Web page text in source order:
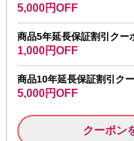
5,000円OFF
商品5年延長保証割引クー
1,000円OFF
商品10年延長保証割引ク
5,000円OFF
クーポン